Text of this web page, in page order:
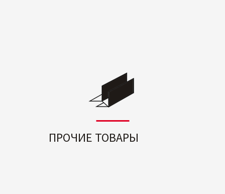
ПРОЧИЕ ТОВАРЫ